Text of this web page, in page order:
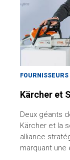
Kärcher et
Deux géants
Kärcher et la
alliance
marquant